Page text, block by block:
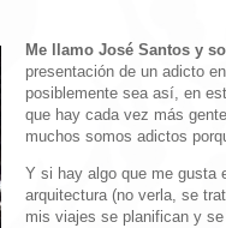
Me llamo José Santos y
presentación de un adicto
posiblemente sea así, en
que hay cada vez más
muchos somos adictos
Y si hay algo que me gusta
arquitectura (no verla, se
mis viajes se planifican y